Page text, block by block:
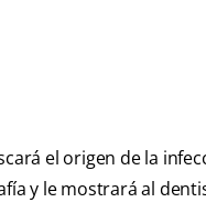
el origen de la
y le mostrará al